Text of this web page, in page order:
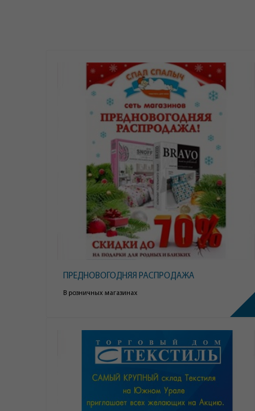
ПРЕДНОВОГОДНЯЯ РАСПРОДАЖА
В розничных магазинах